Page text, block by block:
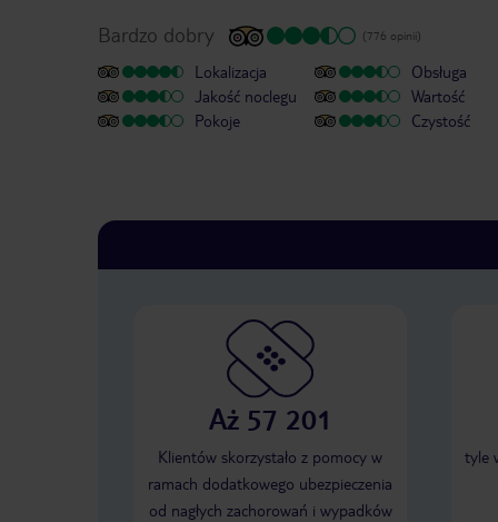
Bardzo dobry (776 opinii)
Lokalizacja
Jakość noclegu
Pokoje
Obsługa
Wartość
Czystość
Aż 57 201
Klientów skorzystało z pomocy w
ramach dodatkowego ubezpieczenia
od nagłych zachorowań i wypadków
tyle